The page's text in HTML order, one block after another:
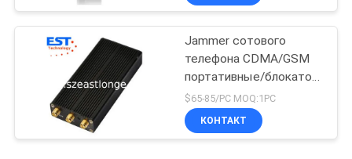
Jammer сотового
телефона CDMA/GSM
портативные/блокатор
25dBm с антенной 3
$65-85/PC MOQ:1PC
КОНТАКТ